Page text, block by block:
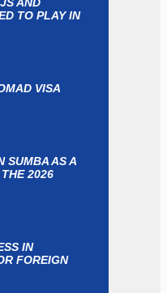
TO PLAY IN
VISA
SUMBA AS A
2026
IN
FOREIGN